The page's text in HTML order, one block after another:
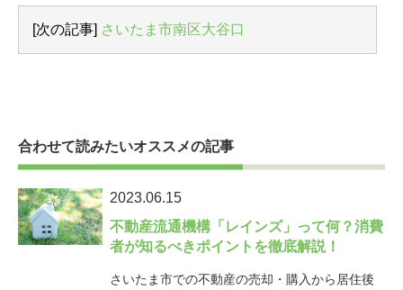
[次の記事] さいたま市南区大谷口
合わせて読みたいオススメの記事
2023.06.15
不動産流通機構「レインズ」って何？消費
者が知るべきポイントを徹底解説！
さいたま市での不動産の売却・購入から居住後